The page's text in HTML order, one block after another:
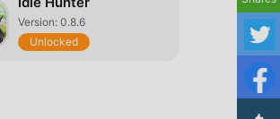
Version: 0.8.6
Unlocked